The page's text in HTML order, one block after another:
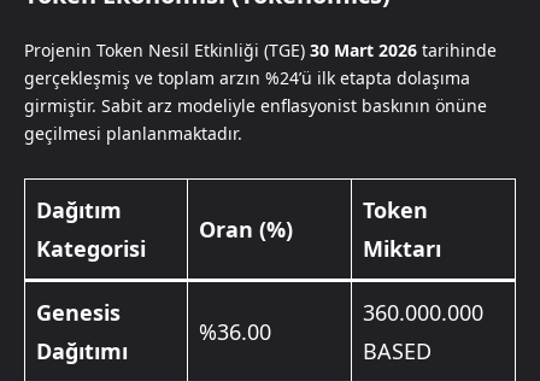
Projenin Token Nesil Etkinliği (TGE) 30 Mart 2026 tarihinde
gerçekleşmiş ve toplam arzın %24’ü ilk etapta dolaşıma
girmiştir. Sabit arz modeliyle enflasyonist baskının önüne
geçilmesi planlanmaktadır.
Dağıtım
Kategorisi
Oran (%)
Token
Miktarı
Genesis
Dağıtımı
%36.00
360.000.000
BASED